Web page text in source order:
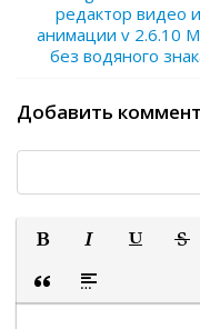
редактор видео и
анимации v 2.6.10
без водяного
Добавить
Вставка цитаты
Вставка